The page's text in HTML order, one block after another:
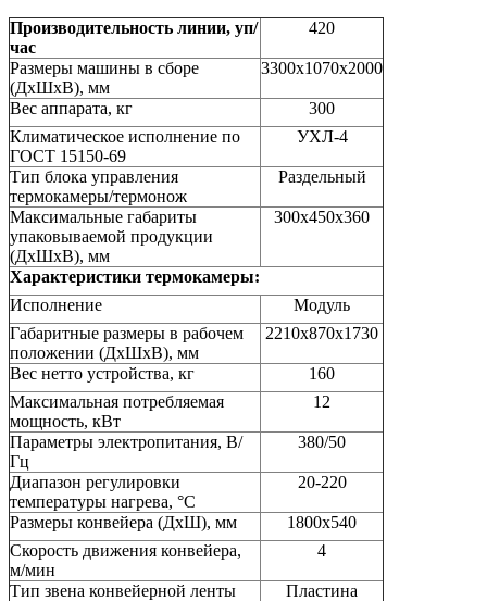
Производительность линии, уп/
час
420
Размеры машины в сборе
(ДхШхВ), мм
3300х1070х2000
Вес аппарата, кг
300
Климатическое исполнение по
ГОСТ 15150-69
УХЛ-4
Тип блока управления
термокамеры/термонож
Раздельный
Максимальные габариты
упаковываемой продукции
(ДхШхВ), мм
300х450х360
Характеристики термокамеры:
Исполнение
Модуль
Габаритные размеры в рабочем
положении (ДхШхВ), мм
2210х870х1730
Вес нетто устройства, кг
160
Максимальная потребляемая
мощность, кВт
12
Параметры электропитания, В/
Гц
380/50
Диапазон регулировки
температуры нагрева, °С
20-220
Размеры конвейера (ДхШ), мм
1800х540
Скорость движения конвейера,
м/мин
4
Тип звена конвейерной ленты
Пластина